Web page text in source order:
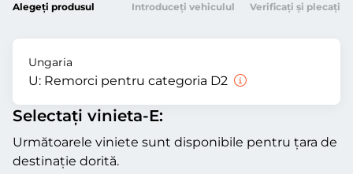
Alegeți produsul Introduceți vehiculul Verificați și plecați
Ungaria
U: Remorci pentru categoria D2
Selectați vinieta-E:
Următoarele viniete sunt disponibile pentru țara de
destinație dorită.